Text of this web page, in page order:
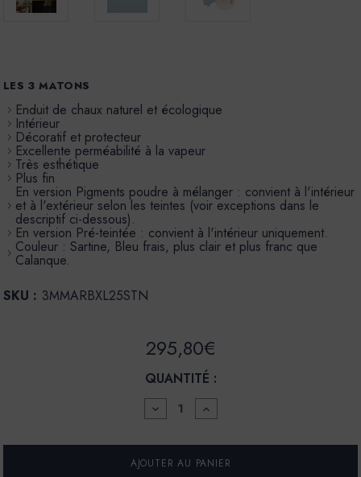
LES 3 MATONS
Enduit de chaux naturel et écologique
Intérieur
Décoratif et protecteur
Excellente perméabilité à la vapeur
Très esthétique
Plus fin
En version Pigments poudre à mélanger : convient à l'intérieur
et à l'extérieur selon les teintes (voir exceptions dans le
descriptif ci-dessous).
En version Pré-teintée : convient à l'intérieur uniquement.
Couleur : Sartine, Bleu frais, plus clair et plus franc que
Calanque.
SKU : 3MMARBXL25STN
295,80€
QUANTITÉ :
DIMINUER
LA
POUR
MARBREX®
AUGMENTER
LA
POUR
MARBREX®